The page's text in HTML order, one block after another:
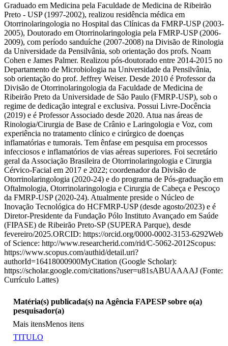
Graduado em Medicina pela Faculdade de Medicina de Ribeirão
Preto - USP (1997-2002), realizou residência médica em
Otorrinolaringologia no Hospital das Clínicas da FMRP-USP (2003-
2005), Doutorado em Otorrinolaringologia pela FMRP-USP (2006-
2009), com período sanduíche (2007-2008) na Divisão de Rinologia
da Universidade da Pensilvânia, sob orientação dos profs. Noam
Cohen e James Palmer. Realizou pós-doutorado entre 2014-2015 no
Departamento de Microbiologia na Universidade da Pensilvânia,
sob orientação do prof. Jeffrey Weiser. Desde 2010 é Professor da
Divisão de Otorrinolaringologia da Faculdade de Medicina de
Ribeirão Preto da Universidade de São Paulo (FMRP-USP), sob o
regime de dedicação integral e exclusiva. Possui Livre-Docência
(2019) e é Professor Associado desde 2020. Atua nas áreas de
Rinologia/Cirurgia de Base de Crânio e Laringologia e Voz, com
experiência no tratamento clínico e cirúrgico de doenças
inflamatórias e tumorais. Tem ênfase em pesquisa em processos
infecciosos e inflamatórios de vias aéreas superiores. Foi secretário
geral da Associação Brasileira de Otorrinolaringologia e Cirurgia
Cérvico-Facial em 2017 e 2022; coordenador da Divisão de
Otorrinolaringologia (2020-24) e do programa de Pós-graduação em
Oftalmologia, Otorrinolaringologia e Cirurgia de Cabeça e Pescoço
da FMRP-USP (2020-24). Atualmente preside o Núcleo de
Inovação Tecnológica do HCFMRP-USP (desde agosto/2023) e é
Diretor-Presidente da Fundação Pólo Instituto Avançado em Saúde
(FIPASE) de Ribeirão Preto-SP (SUPERA Parque), desde
fevereiro/2025.ORCID: https://orcid.org/0000-0002-3153-6292Web
of Science: http://www.researcherid.com/rid/C-5062-2012Scopus:
https://www.scopus.com/authid/detail.uri?
authorId=16418000900MyCitation (Google Scholar):
https://scholar.google.com/citations?user=u81sABUAAAAJ (Fonte:
Currículo Lattes)
Matéria(s) publicada(s) na Agência FAPESP sobre o(a)
pesquisador(a)
Mais itensMenos itens
TITULO